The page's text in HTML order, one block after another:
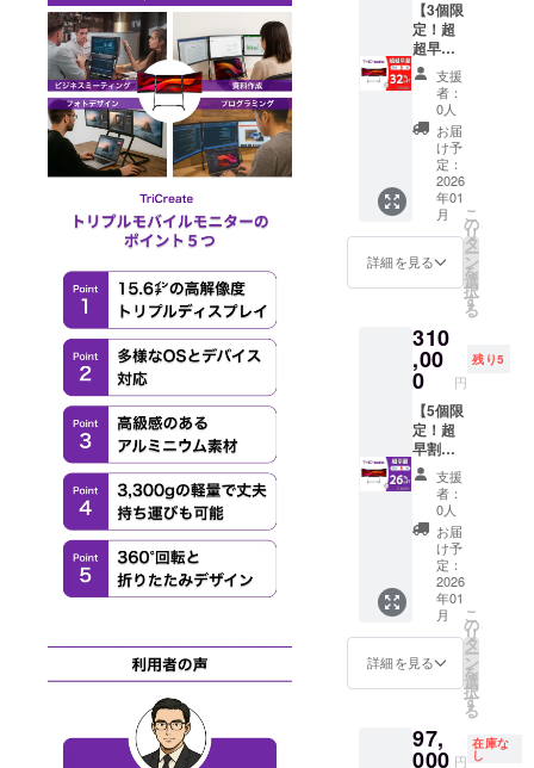
デザイ
ン・仕
様は変
更にな
る可能
性もご
ざいま
す。ご
了承く
ださ
い。
価格が
販売予
定価格
より下
がる可
能性も
ござい
ます。
※類似商
品が発
生する
可能性
がある
点ご了
承頂い
た上で
頂けま
す様お
願い致
しま
す。 ※
デザイ
ン・仕
様は変
更にな
る可能
性もご
ざいま
す。ご
了承く
ださ
い。
材の供
給状
況、製
造工程
上の都
合等に
より出
荷時期
が遅れ
る場合
があり
ます。
※皆様の
支援に
より量
産効率
した場
合、正
規販売
価格が
販売予
定価格
より下
がる可
能性も
ござい
ます。
※類似商
品が発
生する
可能性
がある
点ご了
承頂い
た上で
ご支援
す様お
願い致
りがと
うござ
いま
す！ ※
一般販
売予定
価格：
279,980
円（税
込み）
※リター
ンはす
べて
税・送
料込み
の金額
ます。
※ご注文
状況、
使用部
材の供
給状
況、製
造工程
上の都
合等に
より出
荷時期
が遅れ
る場合
があり
ます。
※皆様の
支援に
より量
産効率
した場
合、正
【3個限
定！超
超早
割】 リ
ターン
内容：
TriCrea
te トリ
プルモ
バイル
モニ
ター×3
セット
【一般
販売価
格の
F】 ご
支援い
ただ
き、あ
りがと
うござ
いま
す！ ※
一般販
売予定
価格：
419,970
円（税
込み）
※リター
ンはす
べて
税・送
料込み
の金額
ます。
※ご注文
支援
者：
0人
お届
け予
定：
2026
年01
月
詳細を見る
こ
の
リ
タ
ー
ン
を
選
択
す
る
310
,00
0 円
残り5
【5個限
定！超
早割】
リター
ン内
容：
TriCrea
te トリ
プルモ
バイル
モニ
ター×3
セット
【一般
販売価
格の
F】 ご
支援い
支援
者：
0人
お届
け予
定：
2026
年01
月
詳細を見る
こ
の
リ
タ
ー
ン
を
選
択
す
る
97,
000 円
在庫な
し